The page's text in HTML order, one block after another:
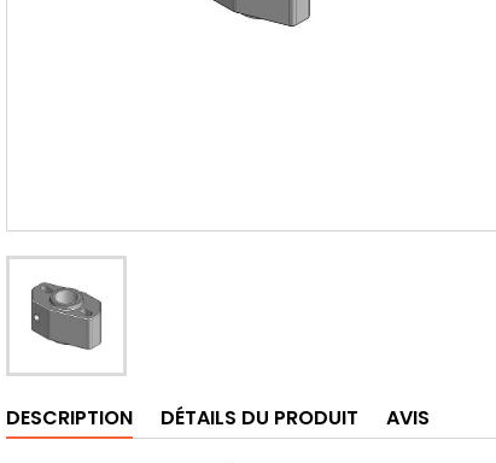
DESCRIPTION DÉTAILS DU PRODUIT AVIS